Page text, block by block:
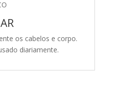
os cabelos e corpo.
diariamente.